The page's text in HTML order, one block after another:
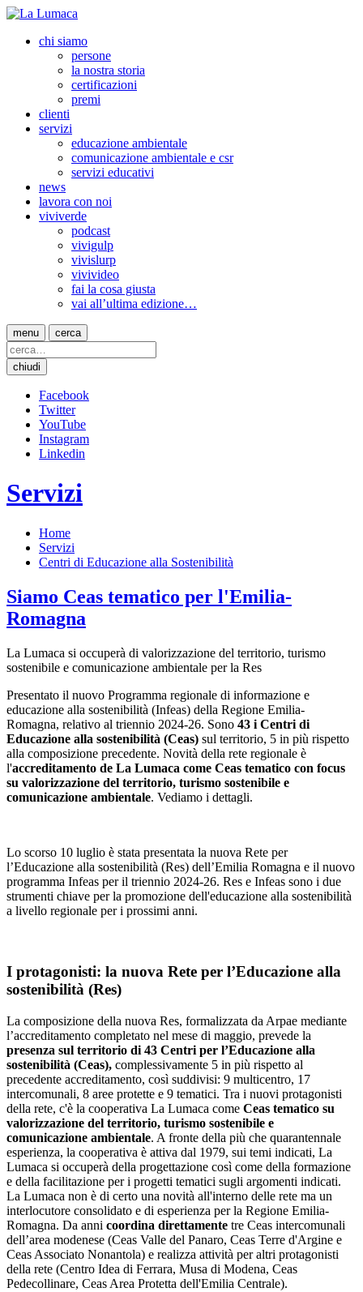
chi siamo
persone
la nostra storia
certificazioni
premi
clienti
servizi
educazione ambientale
comunicazione ambientale e csr
servizi educativi
news
lavora con noi
viviverde
podcast
vivigulp
vivislurp
vivivideo
fai la cosa giusta
vai all’ultima edizione…
menu cerca
chiudi
Facebook
Twitter
YouTube
Instagram
Linkedin
Servizi
Home
Servizi
Centri di Educazione alla Sostenibilità
Siamo Ceas tematico per l'Emilia-
Romagna
La Lumaca si occuperà di valorizzazione del territorio, turismo
sostenibile e comunicazione ambientale per la Res
Presentato il nuovo Programma regionale di informazione e
educazione alla sostenibilità (Infeas) della Regione Emilia-
Romagna, relativo al triennio 2024-26. Sono 43 i Centri di
Educazione alla sostenibilità (Ceas) sul territorio, 5 in più rispetto
alla composizione precedente. Novità della rete regionale è
l'accreditamento de La Lumaca come Ceas tematico con focus
su valorizzazione del territorio, turismo sostenibile e
comunicazione ambientale. Vediamo i dettagli.
Lo scorso 10 luglio è stata presentata la nuova Rete per
l’Educazione alla sostenibilità (Res) dell’Emilia Romagna e il nuovo
programma Infeas per il triennio 2024-26. Res e Infeas sono i due
strumenti chiave per la promozione dell'educazione alla sostenibilità
a livello regionale per i prossimi anni.
I protagonisti: la nuova Rete per l’Educazione alla
sostenibilità (Res)
La composizione della nuova Res, formalizzata da Arpae mediante
l’accreditamento completato nel mese di maggio, prevede la
presenza sul territorio di 43 Centri per l’Educazione alla
sostenibilità (Ceas), complessivamente 5 in più rispetto al
precedente accreditamento, così suddivisi: 9 multicentro, 17
intercomunali, 8 aree protette e 9 tematici. Tra i nuovi protagonisti
della rete, c'è la cooperativa La Lumaca come Ceas tematico su
valorizzazione del territorio, turismo sostenibile e
comunicazione ambientale. A fronte della più che quarantennale
esperienza, la cooperativa è attiva dal 1979, sui temi indicati, La
Lumaca si occuperà della progettazione così come della formazione
e della facilitazione per i progetti tematici sugli argomenti indicati.
La Lumaca non è di certo una novità all'interno delle rete ma un
interlocutore consolidato e di esperienza per la Regione Emilia-
Romagna. Da anni coordina direttamente tre Ceas intercomunali
dell’area modenese (Ceas Valle del Panaro, Ceas Terre d'Argine e
Ceas Associato Nonantola) e realizza attività per altri protagonisti
della rete (Centro Idea di Ferrara, Musa di Modena, Ceas
Pedecollinare, Ceas Area Protetta dell'Emilia Centrale).